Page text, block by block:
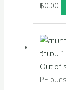
฿0.00
Out of
PE อุป